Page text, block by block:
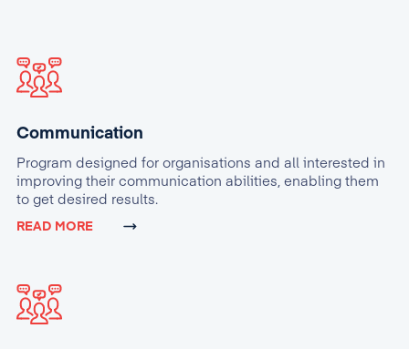
Communication
Program designed for organisations and all interested in
improving their communication abilities, enabling them
to get desired results.
READ MORE